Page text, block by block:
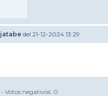
jatabe del 21-12-2024 13:29
- Votos negativos: 0